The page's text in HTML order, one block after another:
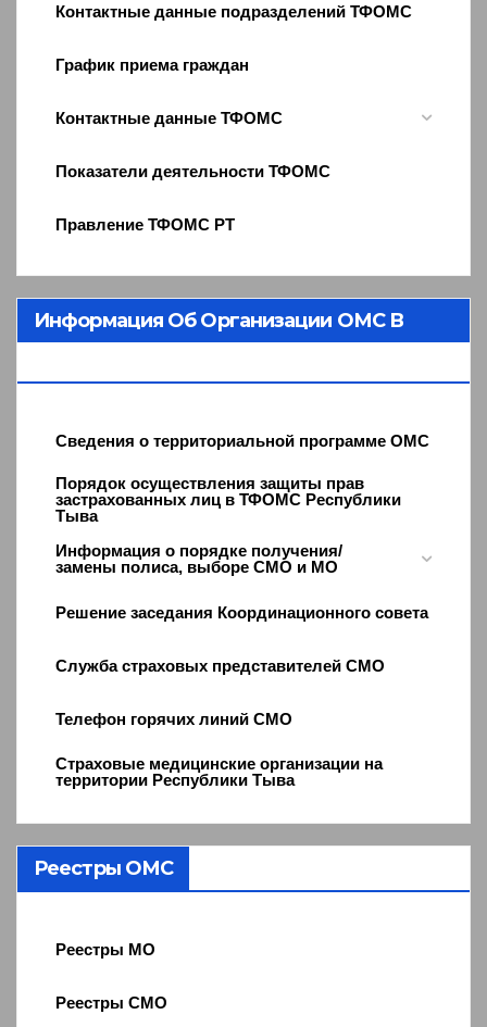
Контактные данные подразделений ТФОМС
График приема граждан
Контактные данные ТФОМС
Показатели деятельности ТФОМС
Правление ТФОМС РТ
Информация Об Организации ОМС В
Сведения о территориальной программе ОМС
Порядок осуществления защиты прав
застрахованных лиц в ТФОМС Республики
Тыва
Информация о порядке получения/
замены полиса, выборе СМО и МО
Решение заседания Координационного совета
Служба страховых представителей СМО
Телефон горячих линий СМО
Страховые медицинские организации на
территории Республики Тыва
Реестры ОМС
Реестры МО
Реестры СМО